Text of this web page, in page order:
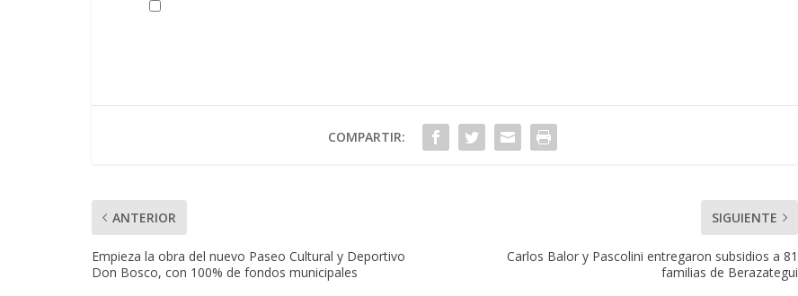
COMPARTIR:
ANTERIOR
Empieza la obra del nuevo Paseo Cultural y Deportivo
Don Bosco, con 100% de fondos municipales
SIGUIENTE
Carlos Balor y Pascolini entregaron subsidios a 81
familias de Berazategui